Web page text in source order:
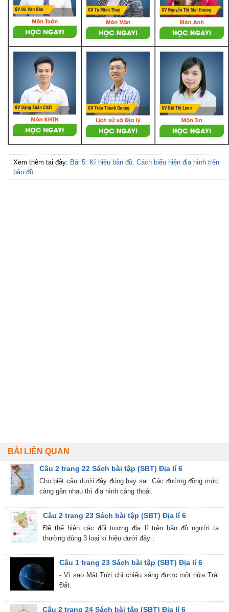
Xem thêm tại đây: Bài 5: Kí hiệu bản đồ. Cách biểu hiện địa hình trên
bản đồ.
BÀI LIÊN QUAN
Câu 2 trang 22 Sách bài tập (SBT) Địa lí 6
Cho biết câu dưới đây đúng hay sai. Các đường đồng mức
càng gần nhau thì địa hình càng thoải.
Câu 2 trang 23 Sách bài tập (SBT) Địa lí 6
Để thể hiện các đối tượng địa lí trên bản đồ người ta
thường dùng 3 loại kí hiệu dưới đây :
Câu 1 trang 23 Sách bài tập (SBT) Địa lí 6
- Vì sao Mặt Trời chỉ chiếu sáng được một nửa Trái
Đất.
Câu 2 trang 24 Sách bài tập (SBT) Địa lí 6